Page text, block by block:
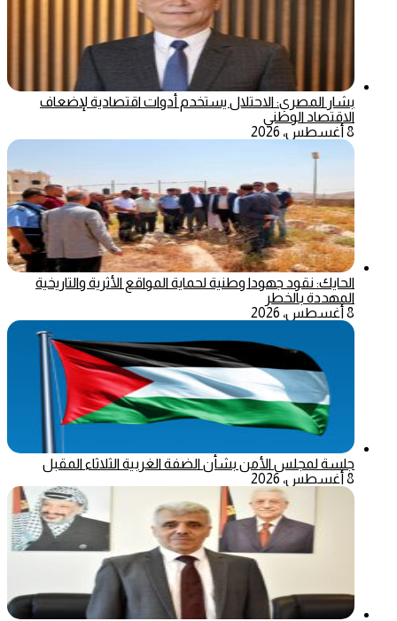
بشار المصري: الاحتلال يستخدم أدوات اقتصادية لإضعاف
الاقتصاد الوطني
8 أغسطس، 2026
الحايك: نقود جهودا وطنية لحماية المواقع الأثرية والتاريخية
المهددة بالخطر
8 أغسطس، 2026
جلسة لمجلس الأمن بشأن الضفة الغربية الثلاثاء المقبل
8 أغسطس، 2026